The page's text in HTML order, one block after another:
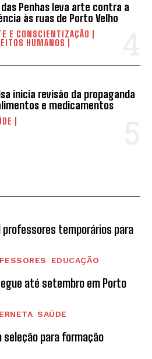
das Penhas leva arte contra a
às ruas de Porto Velho
E CONSCIENTIZAÇÃO
HUMANOS
inicia revisão da propaganda
e medicamentos
professores temporários para
EDUCAÇÃO
até setembro em Porto
SAÚDE
seleção para formação